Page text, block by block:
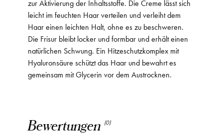
Bewertungen (0)
zur Aktivierung der Inhaltsstoffe. Die Creme lässt sich
leicht im feuchten Haar verteilen und verleiht dem
Haar einen leichten Halt, ohne es zu beschweren.
Die Frisur bleibt locker und formbar und erhält einen
natürlichen Schwung. Ein Hitzeschutzkomplex mit
Hyaluronsäure schützt das Haar und bewahrt es
gemeinsam mit Glycerin vor dem Austrocknen.